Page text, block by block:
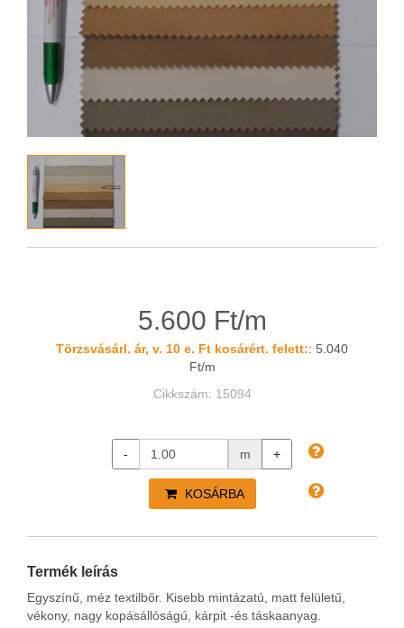
5.600 Ft/m
Törzsvásárl. ár, v. 10 e. Ft kosárért. felett:: 5.040
Ft/m
Cikkszám: 15094
- m +
KOSÁRBA
Termék leírás
Egyszínű, méz textilbőr. Kisebb mintázatú, matt felületű,
vékony, nagy kopásállóságú, kárpit -és táskaanyag.